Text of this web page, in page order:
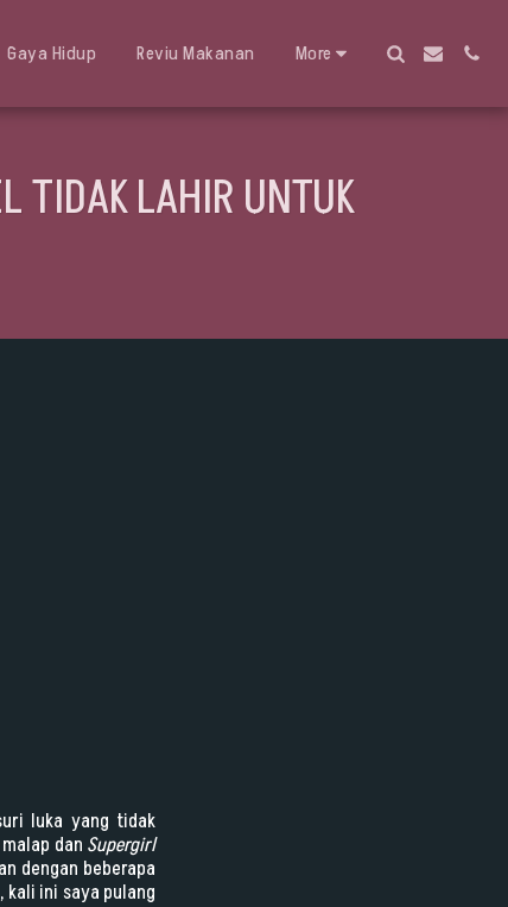
Gaya Hidup Reviu Makanan More
TIDAK LAHIR UNTUK
luka yang tidak
dan Supergirl
dengan beberapa
ini saya pulang